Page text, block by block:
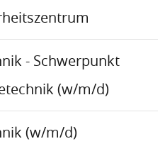
- Schwerpunkt
(w/m/d)
(w/m/d)